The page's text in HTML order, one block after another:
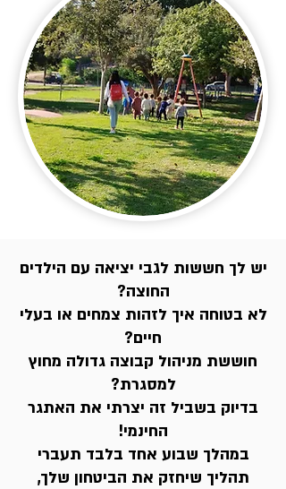
יש לך חששות לגבי יציאה עם הילדים
החוצה?
לא בטוחה איך לזהות צמחים או בעלי
חיים?
חוששת מניהול קבוצה גדולה מחוץ
למסגרת?
בדיוק בשביל זה יצרתי את האתגר
החינמי!
במהלך שבוע אחד בלבד תעברי
תהליך שיחזק את הביטחון שלך,